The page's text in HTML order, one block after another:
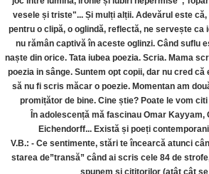
vesele și triste"... Și mulți alții. Adevărul este
pentru o clipă, o oglindă, reflectă, ne servește ca
nu rămân captivă în aceste oglinzi. Când suflu
naște din orice. Tata iubea poezia. Scria. Mama
poezia in sânge. Suntem opt copii, dar nu cred
să nu fi scris măcar o poezie. Momentan am
promițător de bine. Cine știe? Poate le vom
În adolescență mă fascinau Omar Kayyam,
Eichendorff... Există și poeți
V.B.: - Ce sentimente, stări te încearcă atunci
starea de”transă” când ai scris cele 84 de
spunem și cititorilor (atât cât